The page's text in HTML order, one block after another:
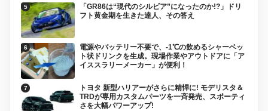
「GR86は“現代のシルビア”になったのか!?」ドリ
フト黄金期を生きた達人、その答え
電源やバッテリー不要で、-1℃の飲めるシャーベッ
ト状ドリンクを生成。現場作業やアウトドアに「ア
イススラリーメーカー」が便利！
トヨタ 新型ハリアーがさらに精悍に! モデリスタ＆
TRDが専用カスタムパーツを一斉発売、スポーティ
さを大幅パワーアップ!